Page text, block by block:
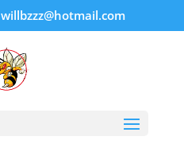
willbzzz@hotmail.com